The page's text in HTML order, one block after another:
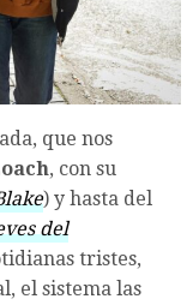
que nos
, con su
) y hasta del
del
tristes,
el sistema las